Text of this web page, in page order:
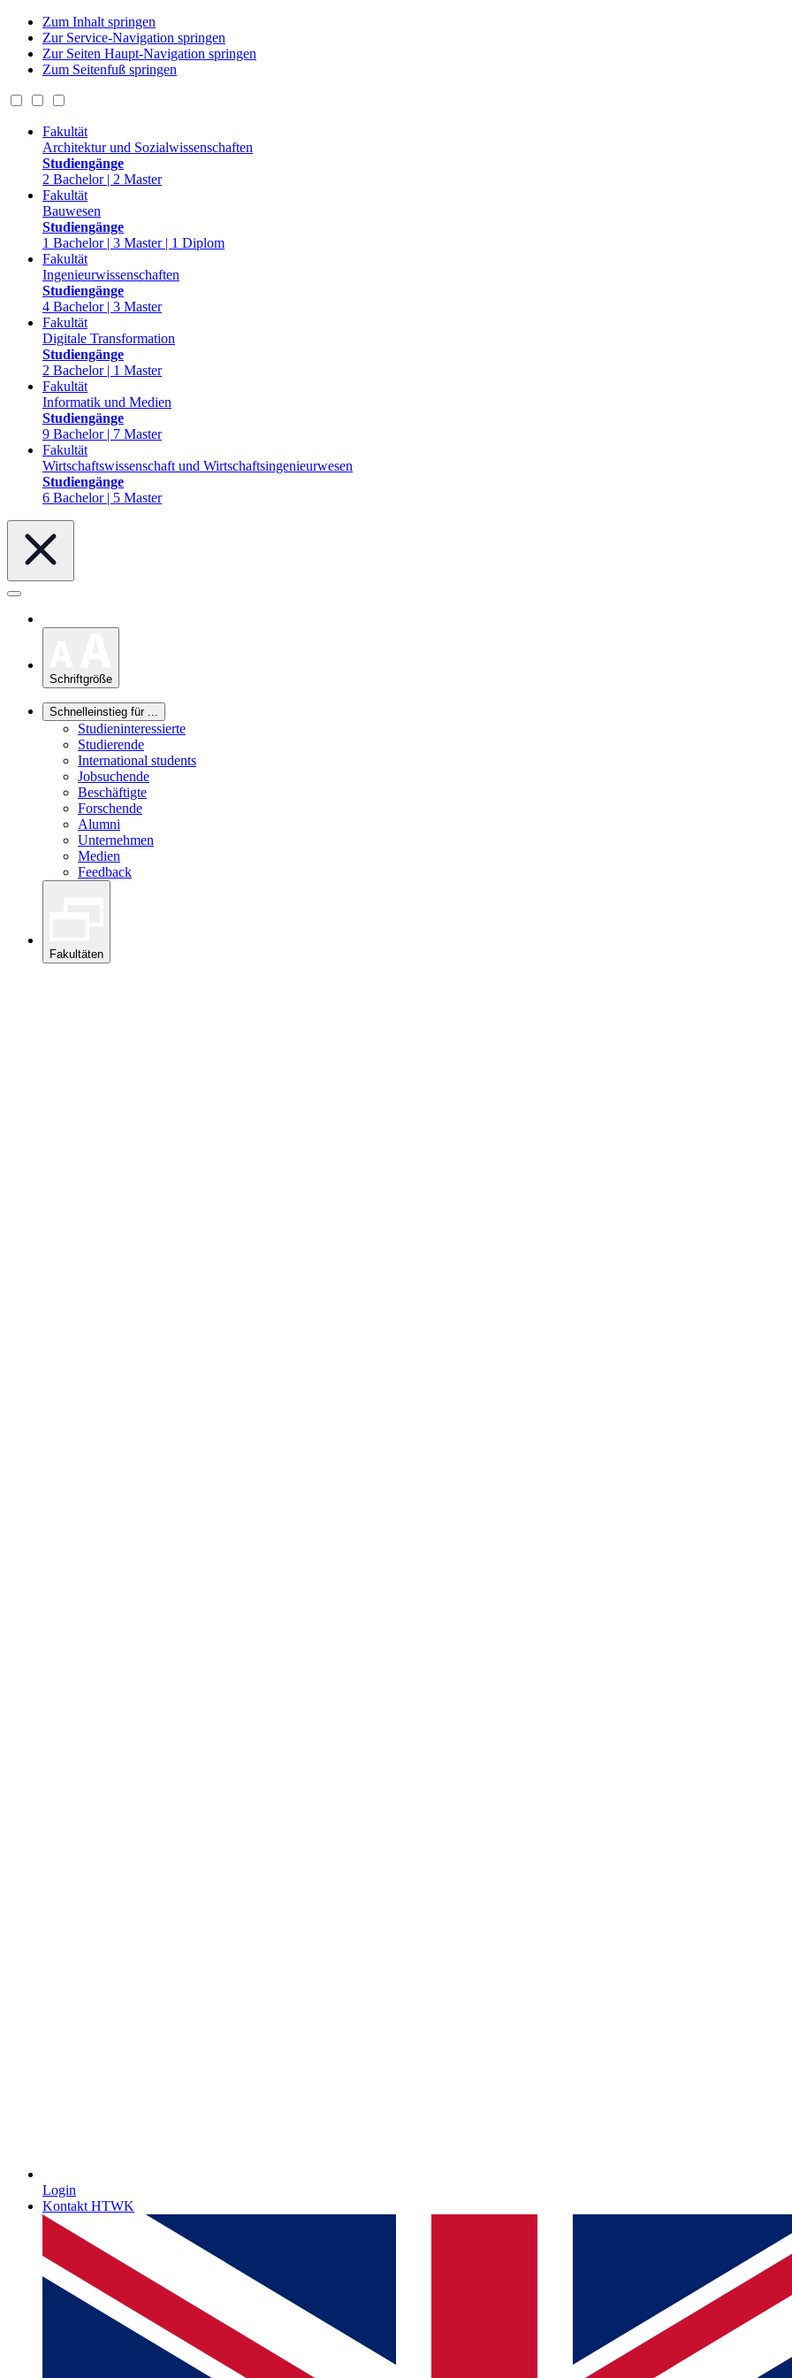
Zum Inhalt springen
Zur Service-Navigation springen
Zur Seiten Haupt-Navigation springen
Zum Seitenfuß springen
Fakultät
Architektur und Sozialwissenschaften
Studiengänge
2 Bachelor | 2 Master
Fakultät
Bauwesen
Studiengänge
1 Bachelor | 3 Master | 1 Diplom
Fakultät
Ingenieurwissenschaften
Studiengänge
4 Bachelor | 3 Master
Fakultät
Digitale Transformation
Studiengänge
2 Bachelor | 1 Master
Fakultät
Informatik und Medien
Studiengänge
9 Bachelor | 7 Master
Fakultät
Wirtschaftswissenschaft und Wirtschaftsingenieurwesen
Studiengänge
6 Bachelor | 5 Master
Schriftgröße
Schnelleinstieg für ...
Studieninteressierte
Studierende
International students
Jobsuchende
Beschäftigte
Forschende
Alumni
Unternehmen
Medien
Feedback
Fakultäten
Login
Kontakt HTWK